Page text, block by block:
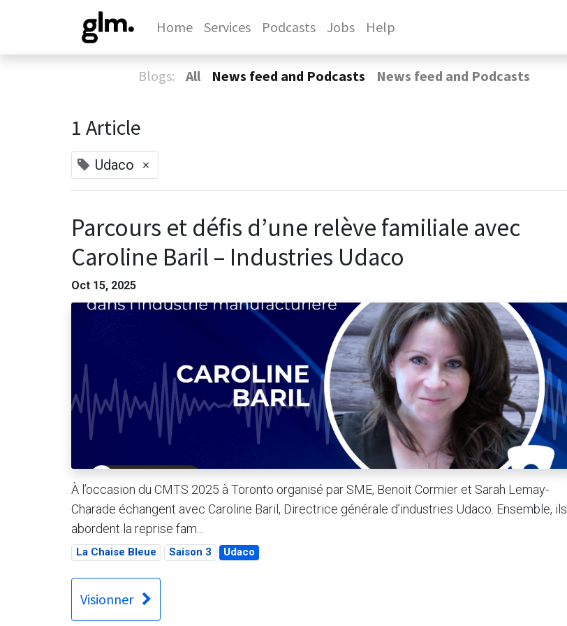
Home Services Podcasts Jobs Help
Blogs: All News feed and Podcasts News feed and Podcasts
1 Article
Udaco ×
Parcours et défis d’une relève familiale avec
Caroline Baril – Industries Udaco
Oct 15, 2025
À l’occasion du CMTS 2025 à Toronto organisé par SME, Benoit Cormier et Sarah Lemay-
Charade échangent avec Caroline Baril, Directrice générale d’industries Udaco. Ensemble, ils
abordent la reprise fam...
La Chaise Bleue Saison 3 Udaco
Visionner